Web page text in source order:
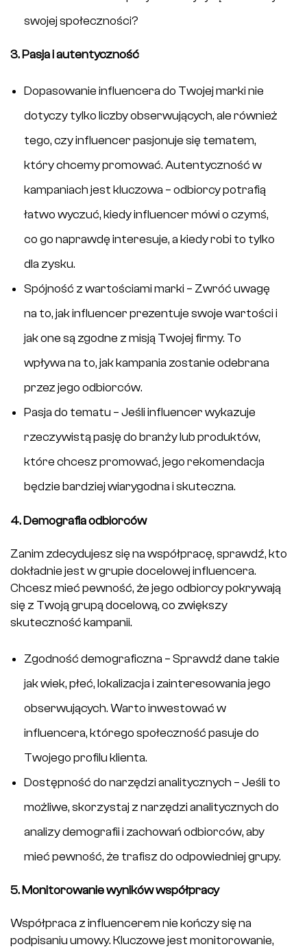
swojej społeczności?
3. Pasja i autentyczność
Dopasowanie influencera do Twojej marki nie
dotyczy tylko liczby obserwujących, ale również
tego, czy influencer pasjonuje się tematem,
który chcemy promować. Autentyczność w
kampaniach jest kluczowa – odbiorcy potrafią
łatwo wyczuć, kiedy influencer mówi o czymś,
co go naprawdę interesuje, a kiedy robi to tylko
dla zysku.
Spójność z wartościami marki – Zwróć uwagę
na to, jak influencer prezentuje swoje wartości i
jak one są zgodne z misją Twojej firmy. To
wpływa na to, jak kampania zostanie odebrana
przez jego odbiorców.
Pasja do tematu – Jeśli influencer wykazuje
rzeczywistą pasję do branży lub produktów,
które chcesz promować, jego rekomendacja
będzie bardziej wiarygodna i skuteczna.
4. Demografia odbiorców
Zanim zdecydujesz się na współpracę, sprawdź, kto
dokładnie jest w grupie docelowej influencera.
Chcesz mieć pewność, że jego odbiorcy pokrywają
się z Twoją grupą docelową, co zwiększy
skuteczność kampanii.
Zgodność demograficzna – Sprawdź dane takie
jak wiek, płeć, lokalizacja i zainteresowania jego
obserwujących. Warto inwestować w
influencera, którego społeczność pasuje do
Twojego profilu klienta.
Dostępność do narzędzi analitycznych – Jeśli to
możliwe, skorzystaj z narzędzi analitycznych do
analizy demografii i zachowań odbiorców, aby
mieć pewność, że trafisz do odpowiedniej grupy.
5. Monitorowanie wyników współpracy
Współpraca z influencerem nie kończy się na
podpisaniu umowy. Kluczowe jest monitorowanie,